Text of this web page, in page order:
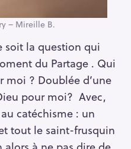
– Mireille B.
soit la question qui
du Partage . Qui
moi ? Doublée d’une
pour moi? Avec,
catéchisme : un
tout le saint-frusquin